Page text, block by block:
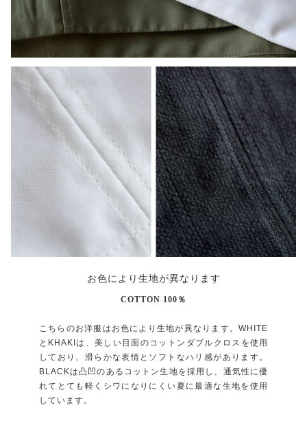
お色により生地が異なります
COTTON 100％
こちらのお洋服はお色により生地が異なります。WHITE
とKHAKIは、美しい目面のコットンダブルクロスを使用
しており、滑らかな表情とソフトなハリ感があります。
BLACKは凸凹のあるコットン生地を採用し、通気性に優
れてとても軽くシワになりにくい夏に最適な生地を使用
しています。